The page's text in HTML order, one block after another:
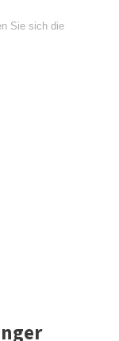
Sie sich die